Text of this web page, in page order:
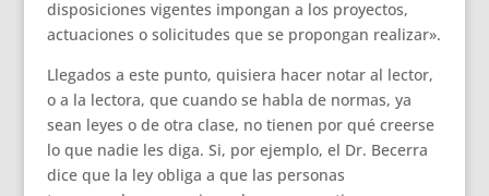
disposiciones vigentes impongan a los proyectos,
actuaciones o solicitudes que se propongan realizar».
Llegados a este punto, quisiera hacer notar al lector,
o a la lectora, que cuando se habla de normas, ya
sean leyes o de otra clase, no tienen por qué creerse
lo que nadie les diga. Si, por ejemplo, el Dr. Becerra
dice que la ley obliga a que las personas